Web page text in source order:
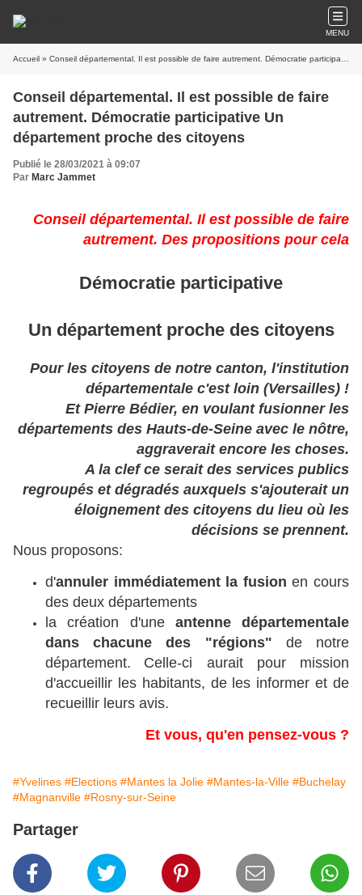
MENU
Accueil » Conseil départemental. Il est possible de faire autrement. Démocratie participative Un département proche des citoyens
Conseil départemental. Il est possible de faire
autrement. Démocratie participative Un
département proche des citoyens
Publié le 28/03/2021 à 09:07
Par Marc Jammet
Conseil départemental. Il est possible de faire
autrement. Des propositions pour cela
Démocratie participative
Un département proche des citoyens
Pour les citoyens de notre canton, l'institution
départementale c'est loin (Versailles) !
Et Pierre Bédier, en voulant fusionner les
départements des Hauts-de-Seine avec le nôtre,
aggraverait encore les choses.
A la clef ce serait des services publics
regroupés et dégradés auxquels s'ajouterait un
éloignement des citoyens du lieu où les
décisions se prennent.
Nous proposons:
d'annuler immédiatement la fusion en cours
des deux départements
la création d'une antenne départementale
dans chacune des "régions" de notre
département.
Celle-ci aurait pour mission
d'accueillir les habitants, de les informer et de
recueillir leurs avis.
Et vous, qu'en pensez-vous ?
#Yvelines #Elections #Mantes la Jolie #Mantes-la-Ville #Buchelay
#Magnanville #Rosny-sur-Seine
Partager